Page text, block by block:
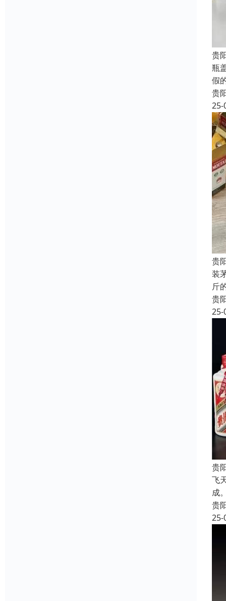
贵
瓶
假
贵
25-
贵
装
斤
贵
25-
贵
飞
成
贵
25-